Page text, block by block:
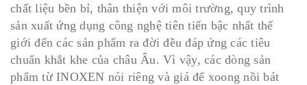
chất liệu bền bỉ, thân thiện với môi trường, quy trình
sản xuất ứng dụng công nghệ tiên tiến bậc nhất thế
giới đến các sản phẩm ra đời đều đáp ứng các tiêu
chuẩn khắt khe của châu Âu. Vì vậy, các dòng sản
phẩm từ INOXEN nói riêng và giá để xoong nồi bát